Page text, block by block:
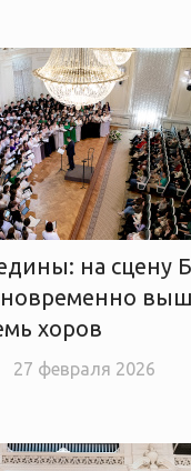
на сцену
хоров
27 февраля 2026